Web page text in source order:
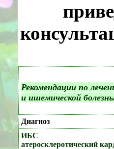
Рекомендации по
и ишемической
Диагноз
ИБС
атеросклеротический